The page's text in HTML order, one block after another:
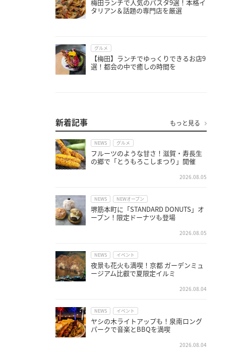
梅田ランチで人気のパスタ9選！本格イ
タリアン＆話題の専門店を厳選
グルメ
【梅田】ランチでゆっくりできるお店9
選！都会の中で癒しの時間を
新着記事 もっと見る
NEWS グルメ
フルーツのような甘さ！滋賀・寿長生
の郷で「とうもろこしまつり」開催
2026.08.05
NEWS NEWオープン
堺筋本町に「STANDARD DONUTS」オ
ープン！限定ドーナツも登場
2026.08.05
NEWS イベント
夜景も花火も満喫！京都 ガーデンミュ
ージアム比叡で夏限定イルミ
2026.08.04
NEWS イベント
ヤシの木ライトアップも！泉南ロング
パークで音楽とBBQを満喫
2026.08.04